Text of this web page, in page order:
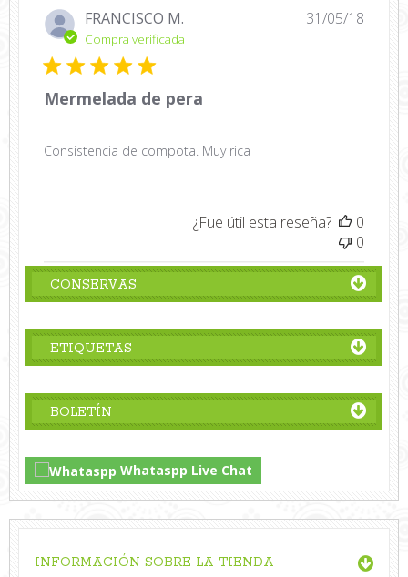
FRANCISCO M.
Compra verificada
Mermelada de pera
Consistencia de compota. Muy rica
31/05/18
¿Fue útil esta reseña?
0
0
CONSERVAS
ETIQUETAS
BOLETÍN
Whataspp Live Chat
INFORMACIÓN SOBRE LA TIENDA